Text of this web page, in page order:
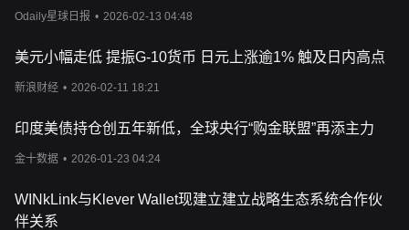
WINkLink生态系统的表现和增长密切相关，使其采用率成为决定其
价格的关键因素。
看法会受到各种因素的影响，包括WINkLink网络内的技术进步、
战略合作伙伴关系以及区块链和
反，安全问题或监管挑战会导致负面情绪，对价格产生不利影响。
此外，WIN代币在交易所的流动性、在知名加密货币平台上的可用
性以及加密货币市场的整体健康程度也是导致其价格波动的重要因
WIN代币的价格还受到影响更广泛加密货币市场的宏观经济因素的
制约，如监管新闻、区块链技术的变化以及全球经济格局的变化。
Odaily星球日报 • 2026-02-13 04:48
美元小幅走低 提振G-10货币 日元上涨逾1% 触及日内高点
新浪财经 • 2026-02-11 18:21
印度美债持仓创五年新低，全球央行“购金联盟”再添主力
金十数据 • 2026-01-23 04:24
WINkLink与Klever Wallet现建立建立战略生态系统合作伙
伴关系